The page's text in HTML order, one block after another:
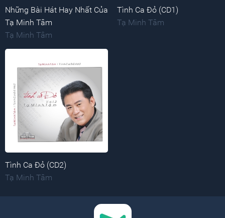
Những Bài Hát Hay Nhất Của
Tạ Minh Tâm
Tạ Minh Tâm
Tình Ca Đỏ (CD1)
Tạ Minh Tâm
Tình Ca Đỏ (CD2)
Tạ Minh Tâm